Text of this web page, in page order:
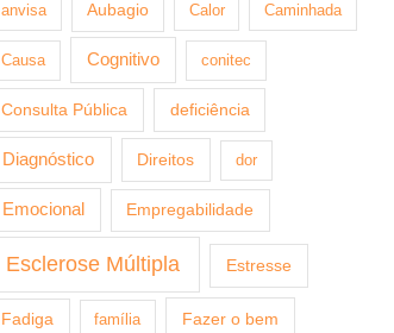
anvisa Aubagio Calor Caminhada
Causa Cognitivo conitec
Consulta Pública deficiência
Diagnóstico Direitos dor
Emocional Empregabilidade
Esclerose Múltipla Estresse
Fadiga família Fazer o bem